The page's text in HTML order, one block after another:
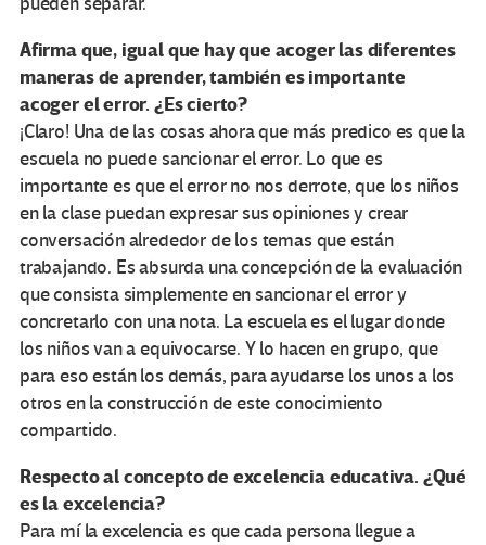
Afirma que, igual que hay que acoger las diferentes
maneras de aprender, también es importante
acoger el error. ¿Es cierto?
¡Claro! Una de las cosas ahora que más predico es que la
escuela no puede sancionar el error. Lo que es
importante es que el error no nos derrote, que los niños
en la clase puedan expresar sus opiniones y crear
conversación alrededor de los temas que están
trabajando. Es absurda una concepción de la evaluación
que consista simplemente en sancionar el error y
concretarlo con una nota. La escuela es el lugar donde
los niños van a equivocarse. Y lo hacen en grupo, que
para eso están los demás, para ayudarse los unos a los
otros en la construcción de este conocimiento
compartido.
Respecto al concepto de excelencia educativa. ¿Qué
es la excelencia?
Para mí la excelencia es que cada persona llegue a